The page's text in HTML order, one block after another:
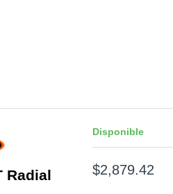
Radial
Disponible
$2,879.42